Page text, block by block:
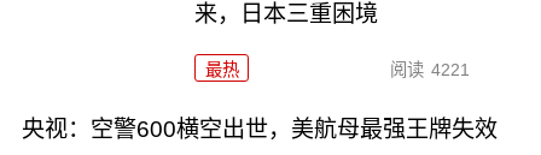
来，日本三重困境
最热 阅读 4221
央视：空警600横空出世，美航母最强王牌失效